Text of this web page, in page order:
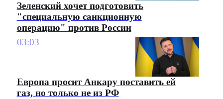
Зеленский хочет подготовить
"специальную санкционную
операцию" против России
03:03
Европа просит Анкару поставить ей
газ, но только не из РФ